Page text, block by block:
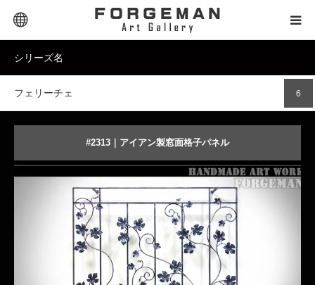
シリーズ名
6
フェリーチェ
#2313｜アイアン製窓面格子パネル
葉の飾りが可愛らしいロートアイアン面格子
商品詳細を見るオーダーメイドする
SELECTOR｜セレクター
PRODUCT｜商品タイプ
PRICE｜価格帯
STYLE｜スタイル
DESIGN｜デザイン名
MATERIAL｜素材別